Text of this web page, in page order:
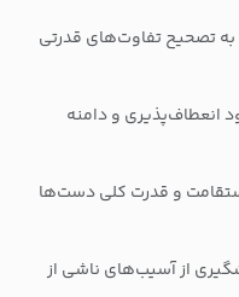
به تصحیح تفاوت‌های قدرتی
انعطاف‌پذیری و دامنه
و قدرت کلی دست‌ها
از آسیب‌های ناشی از